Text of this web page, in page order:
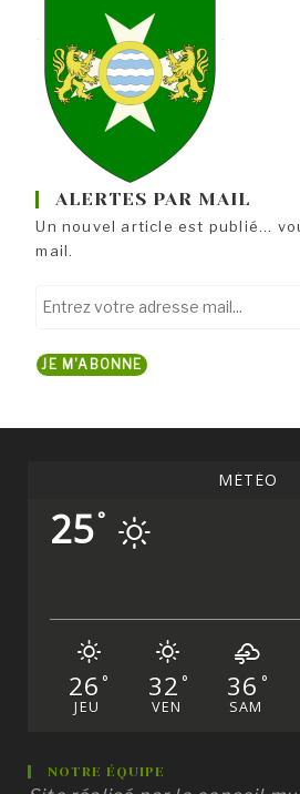
ALERTES PAR MAIL
Un nouvel article est publié...
mail.
mail...
JE M'ABONNE
MÉTÉO
25°
26 °
JEU
32 °
VEN
36 °
SAM
NOTRE ÉQUIPE